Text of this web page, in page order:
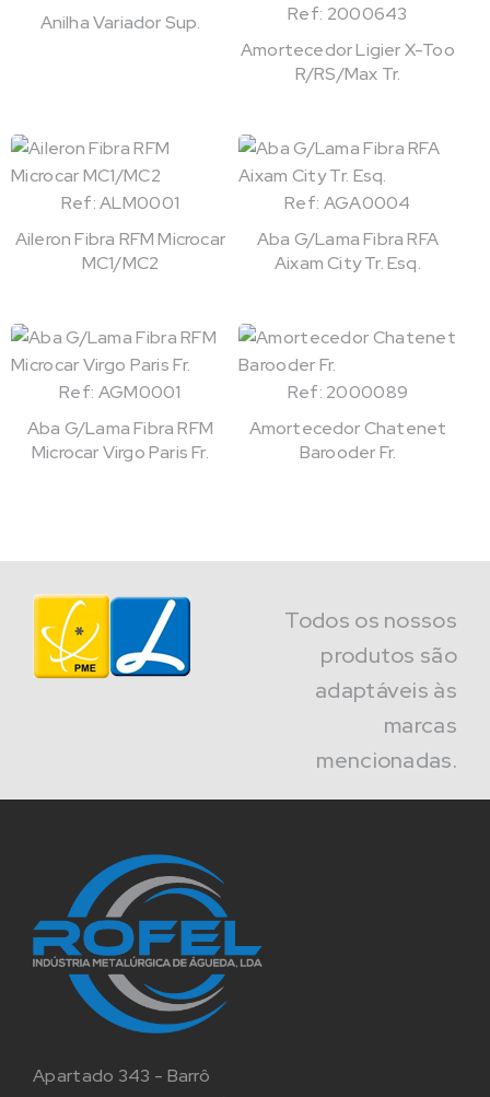
Anilha Variador Sup.
Ref: 2000643
Amortecedor Ligier X-Too
R/RS/Max Tr.
Ref: ALM0001
Aileron Fibra RFM Microcar
MC1/MC2
Ref: AGA0004
Aba G/Lama Fibra RFA
Aixam City Tr. Esq.
Ref: AGM0001
Aba G/Lama Fibra RFM
Microcar Virgo Paris Fr.
Ref: 2000089
Amortecedor Chatenet
Barooder Fr.
Todos os nossos
produtos são
adaptáveis às
marcas
mencionadas.
Apartado 343 - Barrô